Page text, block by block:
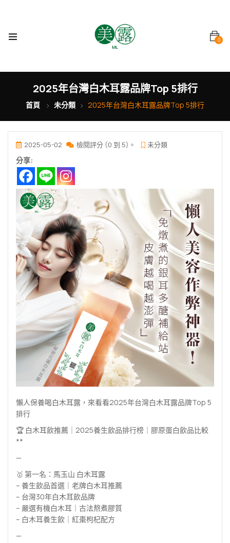
0
2025年台灣白木耳露品牌Top 5排行
首頁 未分類 2025年台灣白木耳露品牌Top 5排行
2025-05-02 檢閱評分 (0 到 5)。 未分類
分享:
懶人保養喝白木耳露，來看看2025年台灣白木耳露品牌Top 5
排行
🏆 白木耳飲推薦｜2025養生飲品排行榜｜膠原蛋白飲品比較
**
—
🥇 第一名：馬玉山 白木耳露
– 養生飲品首選｜老牌白木耳推薦
– 台灣30年白木耳飲品牌
– 嚴選有機白木耳｜古法熬煮膠質
– 白木耳養生飲｜紅棗枸杞配方
—